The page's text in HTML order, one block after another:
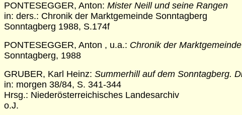
PONTESEGGER, Anton: Mister Neill und seine Rangen
in: ders.: Chronik der Marktgemeinde Sonntagberg
Sonntagberg 1988, S.174f
PONTESEGGER, Anton , u.a.: Chronik der
Sonntagberg, 1988
GRUBER, Karl Heinz: Summerhill auf dem Sonntagberg.
in: morgen 38/84, S. 341-344
Hrsg.: Niederösterreichisches Landesarchiv
o.J.